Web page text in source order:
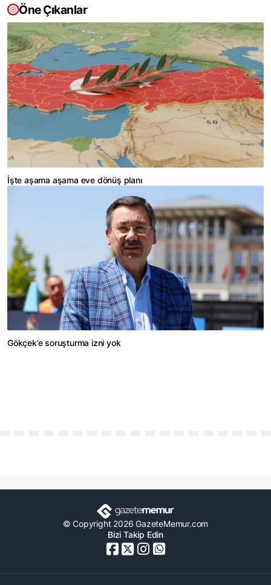
Öne Çıkanlar
İşte aşama aşama eve dönüş planı
Gökçek’e soruşturma izni yok
© Copyright 2026 GazeteMemur.com
Bizi Takip Edin